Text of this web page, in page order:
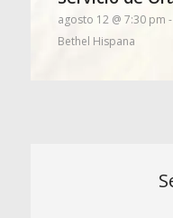
agosto 12 @ 7:30 pm -
Bethel Hispana